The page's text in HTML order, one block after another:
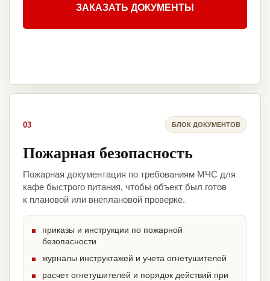
ЗАКАЗАТЬ ДОКУМЕНТЫ
03 БЛОК ДОКУМЕНТОВ
Пожарная безопасность
Пожарная документация по требованиям МЧС для
кафе быстрого питания, чтобы объект был готов
к плановой или внеплановой проверке.
приказы и инструкции по пожарной
безопасности
журналы инструктажей и учета огнетушителей
расчет огнетушителей и порядок действий при